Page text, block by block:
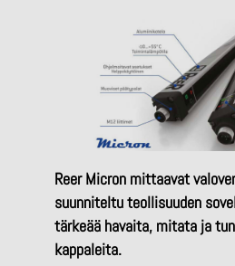
Reer Micron mittaavat
suunniteltu teollisuuden
tärkeää havaita, mitata ja
kappaleita.